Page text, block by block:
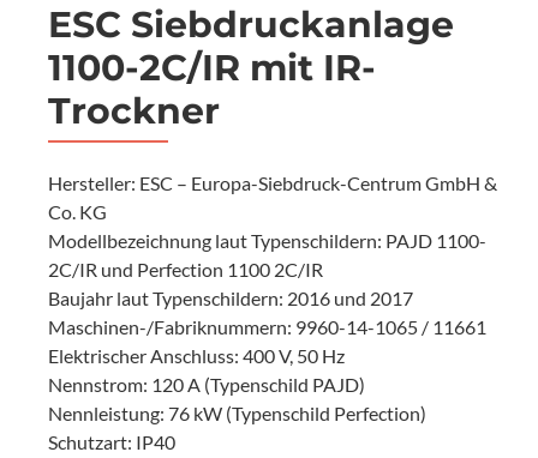
ESC Siebdruckanlage
1100-2C/IR mit IR-
Trockner
Hersteller: ESC – Europa-Siebdruck-Centrum GmbH &
Co. KG
Modellbezeichnung laut Typenschildern: PAJD 1100-
2C/IR und Perfection 1100 2C/IR
Baujahr laut Typenschildern: 2016 und 2017
Maschinen-/Fabriknummern: 9960-14-1065 / 11661
Elektrischer Anschluss: 400 V, 50 Hz
Nennstrom: 120 A (Typenschild PAJD)
Nennleistung: 76 kW (Typenschild Perfection)
Schutzart: IP40